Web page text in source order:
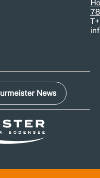
T
News